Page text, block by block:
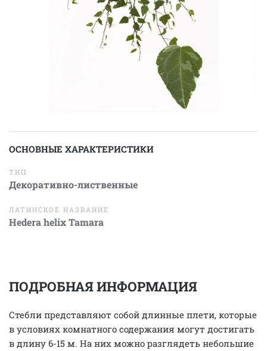
ОСНОВНЫЕ ХАРАКТЕРИСТИКИ
ТИП
Декоративно-лиственные
ЛАТИНСКОЕ НАЗВАНИЕ
Hedera helix Tamara
ПОДРОБНАЯ ИНФОРМАЦИЯ
Стебли представляют собой длинные плети, которые
в условиях комнатного содержания могут достигать
в длину 6-15 м. На них можно разглядеть небольшие